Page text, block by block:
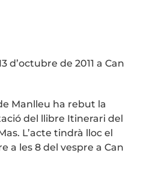
d’octubre de 2011 a Can
Manlleu ha rebut la
del llibre Itinerari del
L’acte tindrà lloc el
a les 8 del vespre a Can